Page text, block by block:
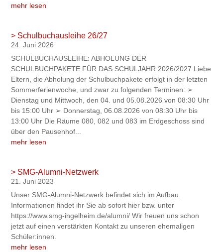
mehr lesen
> Schulbuchausleihe 26/27
24. Juni 2026
SCHULBUCHAUSLEIHE: ABHOLUNG DER
SCHULBUCHPAKETE FÜR DAS SCHULJAHR 2026/2027 Liebe
Eltern, die Abholung der Schulbuchpakete erfolgt in der letzten
Sommerferienwoche, und zwar zu folgenden Terminen: ➢
Dienstag und Mittwoch, den 04. und 05.08.2026 von 08:30 Uhr
bis 15:00 Uhr ➢ Donnerstag, 06.08.2026 von 08:30 Uhr bis
13:00 Uhr Die Räume 080, 082 und 083 im Erdgeschoss sind
über den Pausenhof...
mehr lesen
> SMG-Alumni-Netzwerk
21. Juni 2023
Unser SMG-Alumni-Netzwerk befindet sich im Aufbau.
Informationen findet ihr Sie ab sofort hier bzw. unter
https://www.smg-ingelheim.de/alumni/ Wir freuen uns schon
jetzt auf einen verstärkten Kontakt zu unseren ehemaligen
Schüler:innen.
mehr lesen